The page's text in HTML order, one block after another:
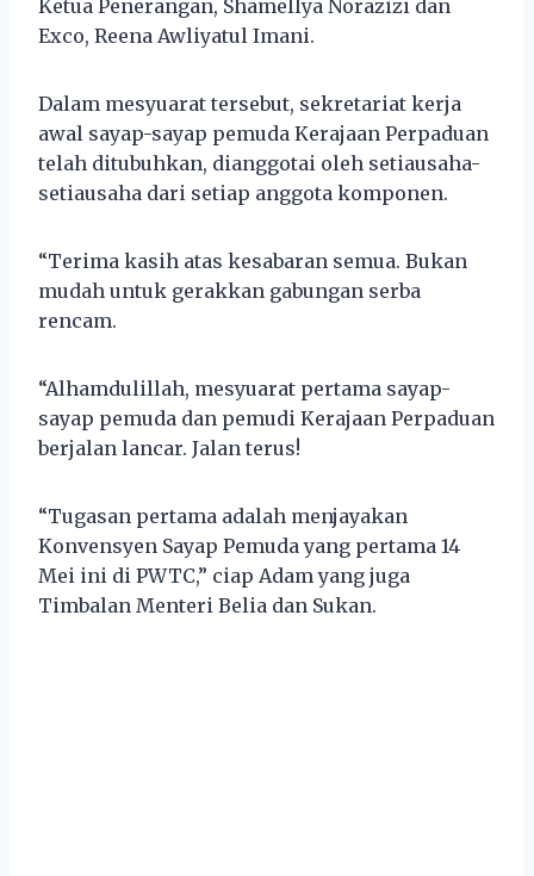
Ketua Penerangan, Shamellya Norazizi dan
Exco, Reena Awliyatul Imani.
Dalam mesyuarat tersebut, sekretariat kerja
awal sayap-sayap pemuda Kerajaan Perpaduan
telah ditubuhkan, dianggotai oleh setiausaha-
setiausaha dari setiap anggota komponen.
“Terima kasih atas kesabaran semua. Bukan
mudah untuk gerakkan gabungan serba
rencam.
“Alhamdulillah, mesyuarat pertama sayap-
sayap pemuda dan pemudi Kerajaan Perpaduan
berjalan lancar. Jalan terus!
“Tugasan pertama adalah menjayakan
Konvensyen Sayap Pemuda yang pertama 14
Mei ini di PWTC,” ciap Adam yang juga
Timbalan Menteri Belia dan Sukan.